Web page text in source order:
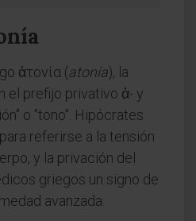
ἀτονία (atonía), la
el prefijo privativo ἀ- y
o "tono". Hipócrates
referirse a la tensión
y la privación del
griegos un signo de
avanzada.